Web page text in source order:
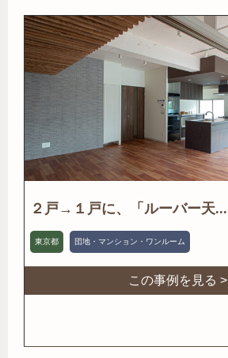
２戸→１戸に、「ルーバー天...
東京都 団地・マンション・ワンルーム
この事例を見る >